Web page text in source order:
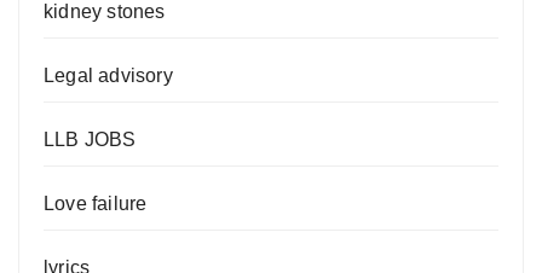
kidney stones
Legal advisory
LLB JOBS
Love failure
lyrics